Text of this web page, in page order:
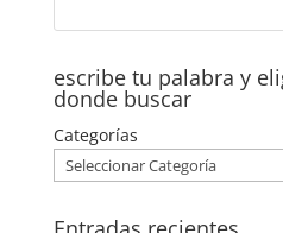
escribe tu palabra y
donde buscar
Categorías